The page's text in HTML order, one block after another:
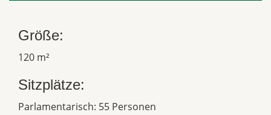
Größe:
120 m²
Sitzplätze:
Parlamentarisch: 55 Personen